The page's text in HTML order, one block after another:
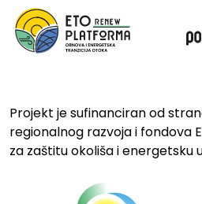
Projekt je sufinanciran od
regionalnog razvoja i fondova
za zaštitu okoliša i energetsku